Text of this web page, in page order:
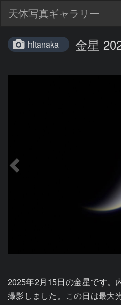
天体写真ギャラリー
hltanaka 金星
2025年2月15日の金星です。
撮影しました。この日は最大